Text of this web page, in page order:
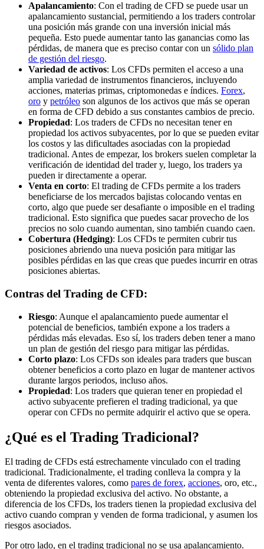
Apalancamiento: Con el trading de CFD se puede usar un
apalancamiento sustancial, permitiendo a los traders controlar
una posición más grande con una inversión inicial más
pequeña. Esto puede aumentar tanto las ganancias como las
pérdidas, de manera que es preciso contar con un sólido plan
de gestión del riesgo.
Variedad de activos: Los CFDs permiten el acceso a una
amplia variedad de instrumentos financieros, incluyendo
acciones, materias primas, criptomonedas e índices. Forex,
oro y petróleo son algunos de los activos que más se operan
en forma de CFD debido a sus constantes cambios de precio.
Propiedad: Los traders de CFDs no necesitan tener en
propiedad los activos subyacentes, por lo que se pueden evitar
los costos y las dificultades asociadas con la propiedad
tradicional. Antes de empezar, los brokers suelen completar la
verificación de identidad del trader y, luego, los traders ya
pueden ir directamente a operar.
Venta en corto: El trading de CFDs permite a los traders
beneficiarse de los mercados bajistas colocando ventas en
corto, algo que puede ser desafiante o imposible en el trading
tradicional. Esto significa que puedes sacar provecho de los
precios no solo cuando aumentan, sino también cuando caen.
Cobertura (Hedging): Los CFDs te permiten cubrir tus
posiciones abriendo una nueva posición para mitigar las
posibles pérdidas en las que creas que puedes incurrir en otras
posiciones abiertas.
Contras del Trading de CFD:
Riesgo: Aunque el apalancamiento puede aumentar el
potencial de beneficios, también expone a los traders a
pérdidas más elevadas. Eso sí, los traders deben tener a mano
un plan de gestión del riesgo para mitigar las pérdidas.
Corto plazo: Los CFDs son ideales para traders que buscan
obtener beneficios a corto plazo en lugar de mantener activos
durante largos periodos, incluso años.
Propiedad: Los traders que quieran tener en propiedad el
activo subyacente prefieren el trading tradicional, ya que
operar con CFDs no permite adquirir el activo que se opera.
¿Qué es el Trading Tradicional?
El trading de CFDs está estrechamente vinculado con el trading
tradicional. Tradicionalmente, el trading conlleva la compra y la
venta de diferentes valores, como pares de forex, acciones, oro, etc.,
obteniendo la propiedad exclusiva del activo. No obstante, a
diferencia de los CFDs, los traders tienen la propiedad exclusiva del
activo cuando compran y venden de forma tradicional, y asumen los
riesgos asociados.
Por otro lado, en el trading tradicional no se usa apalancamiento.